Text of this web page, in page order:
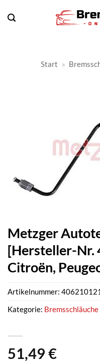
Inhalt
Start »
Metzger
[Hersteller-Nr.
Citroën,
51,49 €
Artikelnummer:
Kategorie: